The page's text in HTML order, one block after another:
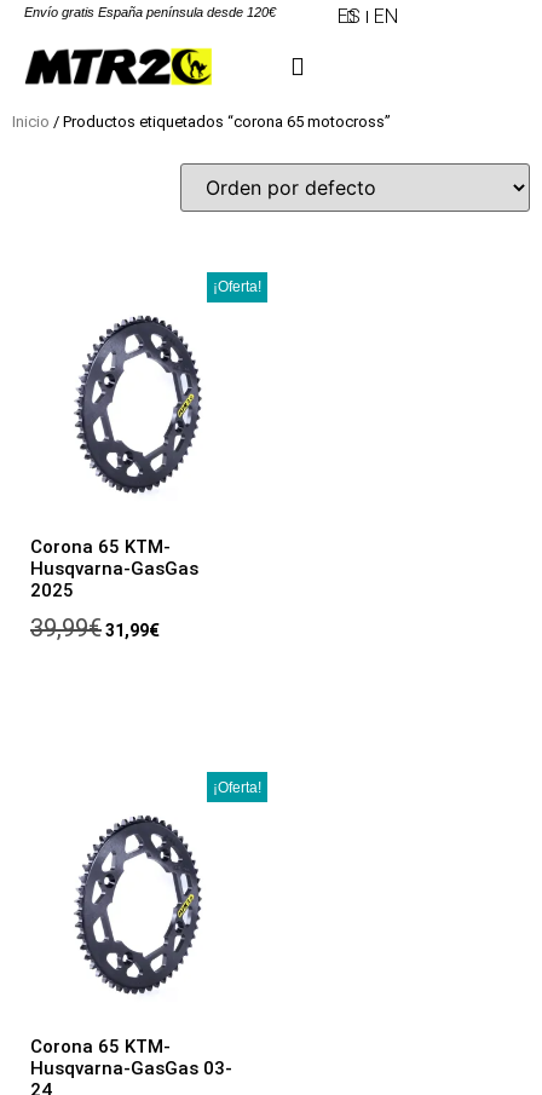
Envío gratis España península desde 120€ ES EN
Inicio / Productos etiquetados “corona 65 motocross”
¡Oferta!
Corona 65 KTM-
Husqvarna-GasGas
2025
39,99€31,99€
¡Oferta!
Corona 65 KTM-
Husqvarna-GasGas 03-
24